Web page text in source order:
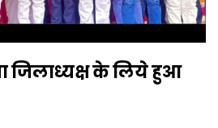
जिलाध्यक्ष के लिये हुआ